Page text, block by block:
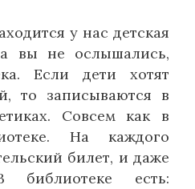
у нас детская
вы не ослышались,
Если дети хотят
то записываются в
Совсем как в
На каждого
билет, и даже
есть: